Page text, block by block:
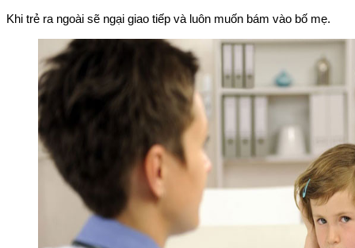
Khi trẻ ra ngoài sẽ ngại giao tiếp và luôn muốn bám vào bố mẹ.